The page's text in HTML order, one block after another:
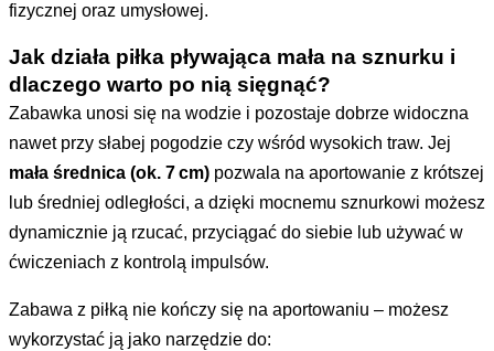
fizycznej oraz umysłowej.
Jak działa piłka pływająca mała na sznurku i
dlaczego warto po nią sięgnąć?
Zabawka unosi się na wodzie i pozostaje dobrze widoczna
nawet przy słabej pogodzie czy wśród wysokich traw. Jej
mała średnica (ok. 7 cm) pozwala na aportowanie z krótszej
lub średniej odległości, a dzięki mocnemu sznurkowi możesz
dynamicznie ją rzucać, przyciągać do siebie lub używać w
ćwiczeniach z kontrolą impulsów.
Zabawa z piłką nie kończy się na aportowaniu – możesz
wykorzystać ją jako narzędzie do: